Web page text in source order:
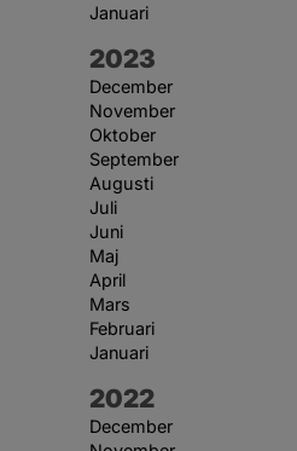
Januari
År:
2023
December
November
Oktober
September
Augusti
Juli
Juni
Maj
April
Mars
Februari
Januari
År:
2022
December